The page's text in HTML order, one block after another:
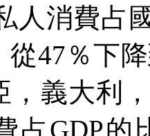
人消費占
從47％下
，義大利
占GDP的